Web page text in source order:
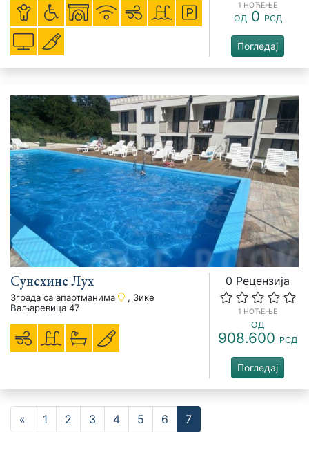
1 НОЋЕЊЕ
ОД0 РСД
Погледај
Сунсхине Луx
Зграда са апартманима
, Зике
Ваљаревица 47
0 Рецензија
1 НОЋЕЊЕ
ОД
908.600 РСД
Погледај
« 1 2 3 4 5 6 7